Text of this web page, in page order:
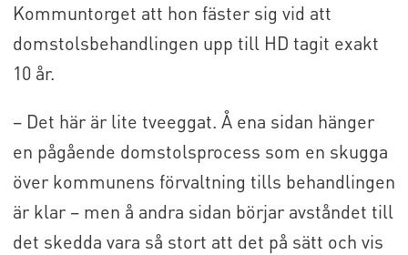
Kommuntorget att hon fäster sig vid att
domstolsbehandlingen upp till HD tagit exakt
10 år.
– Det här är lite tveeggat. Å ena sidan hänger
en pågående domstolsprocess som en skugga
över kommunens förvaltning tills behandlingen
är klar – men å andra sidan börjar avståndet till
det skedda vara så stort att det på sätt och vis